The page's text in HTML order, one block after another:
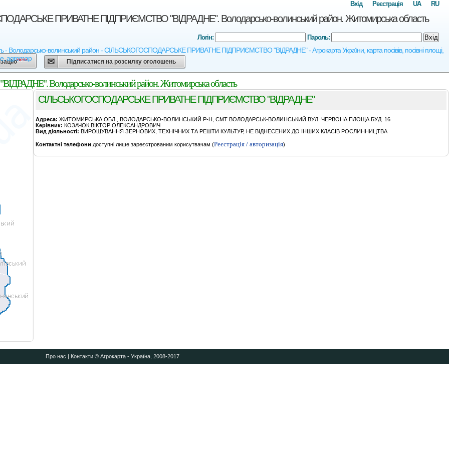
ПРИВАТНЕ ПIДПРИЄМСТВО "ВIДРАДНЕ". Володарсько-волинський район. Житомирська область
- Володарсько-волинський район - СIЛЬСЬКОГОСПОДАРСЬКЕ ПРИВАТНЕ ПIДПРИЄМСТВО "ВIДРАДНЕ" - Агрокарта України, карта посівів, посівні площі,
agromap
RU
UA
Реєстрація
Вхід
Логін: Пароль: Вхід
new Підписатися на розсилку оголошень
Володарсько-волинський район. Житомирська область
СIЛЬСЬКОГОСПОДАРСЬКЕ ПРИВАТНЕ ПIДПРИЄМСТВО "ВIДРАДНЕ"
Адреса: ЖИТОМИРСЬКА ОБЛ., ВОЛОДАРСЬКО-ВОЛИНСЬКИЙ Р-Н, СМТ ВОЛОДАРСЬК-ВОЛИНСЬКИЙ ВУЛ. ЧЕРВОНА ПЛОЩА БУД. 16
Керівник: КОЗАЧОК ВIКТОР ОЛЕКСАНДРОВИЧ
Вид діяльності: ВИРОЩУВАННЯ ЗЕРНОВИХ, ТЕХНІЧНИХ ТА РЕШТИ КУЛЬТУР, НЕ ВІДНЕСЕНИХ ДО ІНШИХ КЛАСІВ РОСЛИННИЦТВА
Контактні телефони доступні лише зареєстрованим корисутвачам (Реєстрація / авторизація)
Про нас | Контакти© Агрокарта - Україна, 2008-2017